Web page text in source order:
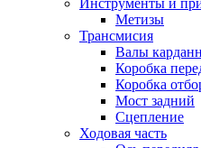
Инструменты и
Метизы
Трансмисия
Валы
Коробка
Коробка
Мост задний
Сцепление
Ходовая часть